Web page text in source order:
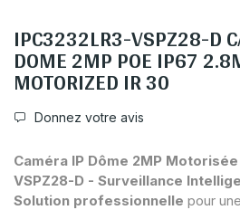
IPC3232LR3-VSPZ28-D
DOME 2MP POE IP67
MOTORIZED IR 30
Donnez votre avis
Caméra IP Dôme 2MP
VSPZ28-D - Surveillance
Solution professionnelle pour une